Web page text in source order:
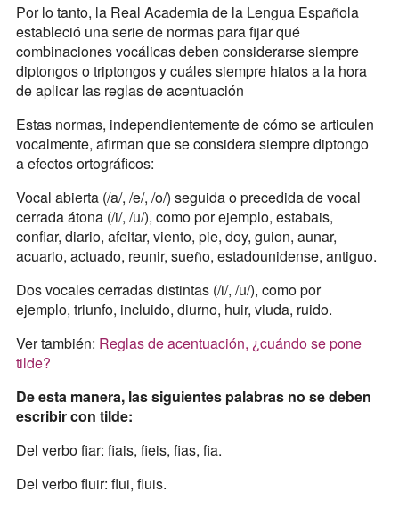
Por lo tanto, la Real Academia de la Lengua Española
estableció una serie de normas para fijar qué
combinaciones vocálicas deben considerarse siempre
diptongos o triptongos y cuáles siempre hiatos a la hora
de aplicar las reglas de acentuación
Estas normas, independientemente de cómo se articulen
vocalmente, afirman que se considera siempre diptongo
a efectos ortográficos:
Vocal abierta (/a/, /e/, /o/) seguida o precedida de vocal
cerrada átona (/i/, /u/), como por ejemplo, estabais,
confiar, diario, afeitar, viento, pie, doy, guion, aunar,
acuario, actuado, reunir, sueño, estadounidense, antiguo.
Dos vocales cerradas distintas (/i/, /u/), como por
ejemplo, triunfo, incluido, diurno, huir, viuda, ruido.
Ver también: Reglas de acentuación, ¿cuándo se pone
tilde?
De esta manera, las siguientes palabras no se deben
escribir con tilde:
Del verbo fiar: fiais, fieis, fias, fia.
Del verbo fluir: flui, fluis.